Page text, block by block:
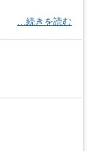
…続きを読む